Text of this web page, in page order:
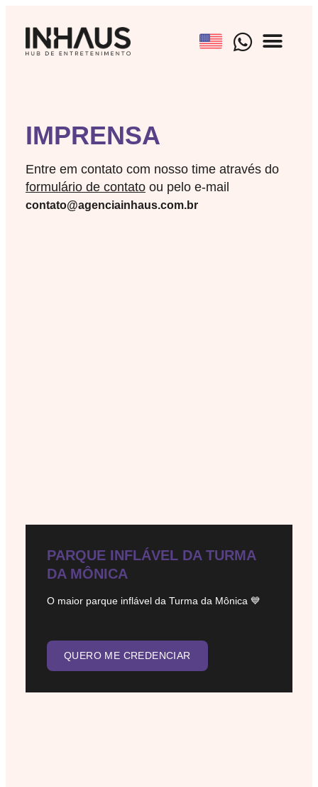
IMPRENSA
Entre em contato com nosso time através do
formulário de contatoou pelo e-mail
contato@agenciainhaus.com.br
PARQUE INFLÁVEL DA TURMA
DA MÔNICA
O maior parque inflável da Turma da Mônica 💙
QUERO ME CREDENCIAR